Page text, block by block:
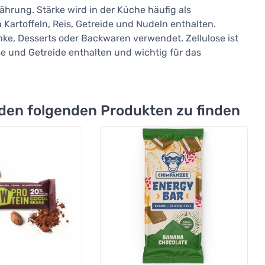
Stärke wird in der Küche häufig als
Reis, Getreide und Nudeln enthalten.
Desserts oder Backwaren verwendet. Zellulose ist
und Getreide enthalten und wichtig für das
folgenden Produkten zu finden